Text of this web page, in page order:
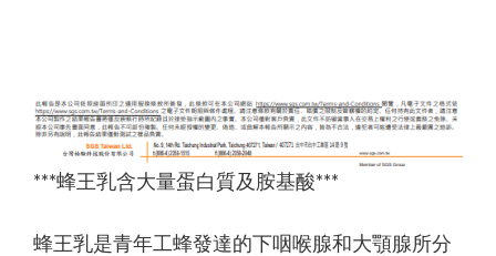
***蜂王乳含大量蛋白質及胺基酸***
蜂王乳是青年工蜂發達的下咽喉腺和大顎腺所分